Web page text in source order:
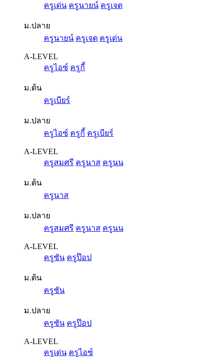
ครูเด่น ครูนายน์ ครูเจต
ม.ปลาย
ครูนายน์ ครูเจต ครูเด่น
A-LEVEL
ครูไอซ์ ครูกี้
ม.ต้น
ครูเบียร์
ม.ปลาย
ครูไอซ์ ครูกี้ ครูเบียร์
A-LEVEL
ครูสมศรี ครูนาส ครูนน
ม.ต้น
ครูนาส
ม.ปลาย
ครูสมศรี ครูนาส ครูนน
A-LEVEL
ครูซัน ครูป๊อป
ม.ต้น
ครูซัน
ม.ปลาย
ครูซัน ครูป๊อป
A-LEVEL
ครูเด่น ครูไอซ์